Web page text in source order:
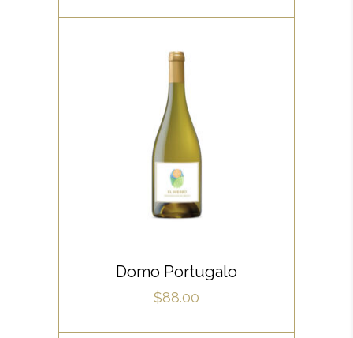
WHITE
Lorem ipsum dolor sit amet,
offendit adipisci quo id, ne vel
vidit facilisis aliquando. Nostrud
forensibus at vix. Ad qui
imperdiet dissentias. Mel eu
apeirian qui. Sed an justo
ubique vocent. Te nec.
Domo Portugalo
$88.00